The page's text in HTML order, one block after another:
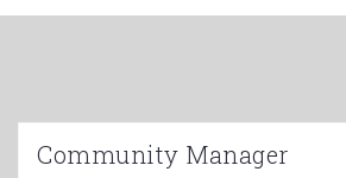
Community Manager